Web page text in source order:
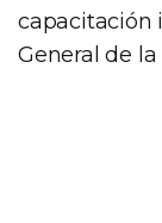
capacitación
General de la